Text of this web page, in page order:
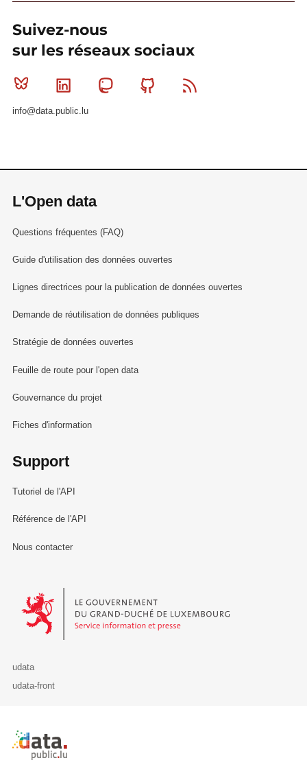
Suivez-nous
sur les réseaux sociaux
Bluesky Linkedin MastodonGithub
info@data.public.lu
L'Open data
Questions fréquentes (FAQ)
Guide d'utilisation des données ouvertes
Lignes directrices pour la publication de données ouvertes
Demande de réutilisation de données publiques
Stratégie de données ouvertes
Feuille de route pour l'open data
Gouvernance du projet
Fiches d'information
Support
Tutoriel de l'API
Référence de l'API
Nous contacter
Le Gouvernement du Grand-Duché de Luxembourg - Service
udata
udata-front
Retour à l'accueil de data.public.lu